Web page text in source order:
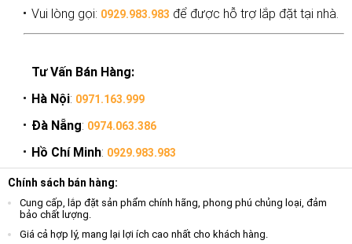
Vui lòng gọi: 0929.983.983 để được hỗ trợ lắp đặt tại nhà.
Tư Vấn Bán Hàng:
Hà Nội: 0971.163.999
Đà Nẵng: 0974.063.386
Hồ Chí Minh: 0929.983.983
Chính sách bán hàng:
Cung cấp, lắp đặt sản phẩm chính hãng, phong phú chủng loại, đảm
bảo chất lượng.
Giá cả hợp lý, mang lại lợi ích cao nhất cho khách hàng.